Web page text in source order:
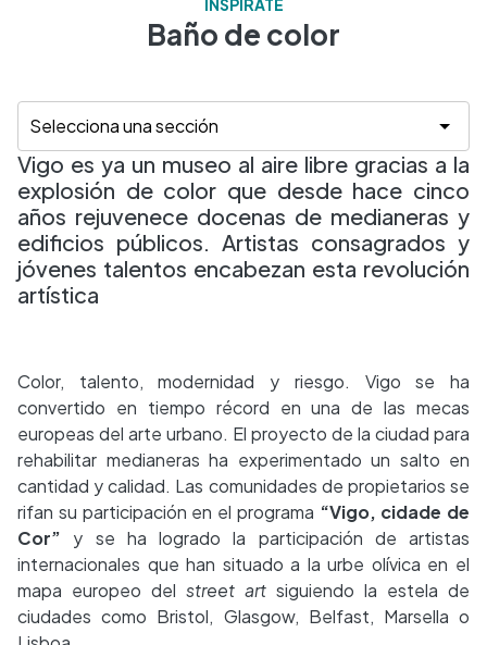
INSPÍRATE
Baño de color
Vigo es ya un museo al aire libre gracias a la
explosión de color que desde hace cinco
años rejuvenece docenas de medianeras y
edificios públicos. Artistas consagrados y
jóvenes talentos encabezan esta revolución
artística
Color, talento, modernidad y riesgo. Vigo se ha
convertido en tiempo récord en una de las mecas
europeas del arte urbano. El proyecto de la ciudad para
rehabilitar medianeras ha experimentado un salto en
cantidad y calidad. Las comunidades de propietarios se
rifan su participación en el programa “Vigo, cidade de
Cor” y se ha logrado la participación de artistas
internacionales que han situado a la urbe olívica en el
mapa europeo del street art siguiendo la estela de
ciudades como Bristol, Glasgow, Belfast, Marsella o